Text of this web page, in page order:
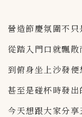
營造節慶氛圍不
從踏入門口就飄
到俯身坐上沙發
甚至是碰杯時發
今天想跟大家分享